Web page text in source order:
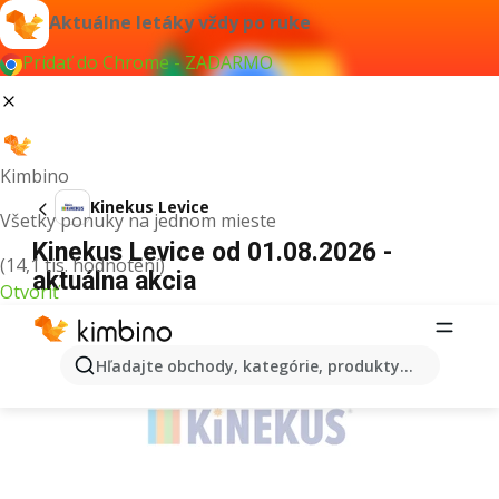
Aktuálne letáky vždy po ruke
Pridať do Chrome - ZADARMO
Kimbino
Všetky ponuky na jednom mieste
(14,1 tis. hodnotení)
Otvoriť
Hľadajte obchody, kategórie, produkty...
Kinekus Levice
Kinekus Levice od 01.08.2026 -
aktuálna akcia